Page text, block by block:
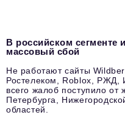
В российском сегменте
массовый сбой
Не работают сайты
Ростелеком, Roblox, РЖД,
всего жалоб поступило
Петербурга,
областей.